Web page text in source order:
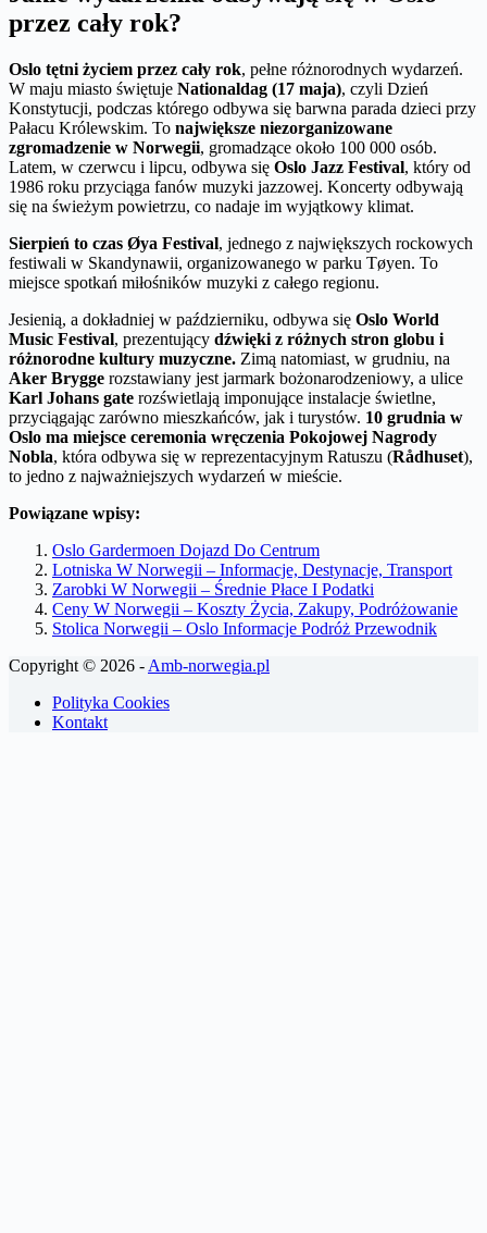
przez cały rok?
Oslo tętni życiem przez cały rok, pełne różnorodnych wydarzeń.
W maju miasto świętuje Nationaldag (17 maja), czyli Dzień
Konstytucji, podczas którego odbywa się barwna parada dzieci przy
Pałacu Królewskim. To największe niezorganizowane
zgromadzenie w Norwegii, gromadzące około 100 000 osób.
Latem, w czerwcu i lipcu, odbywa się Oslo Jazz Festival, który od
1986 roku przyciąga fanów muzyki jazzowej. Koncerty odbywają
się na świeżym powietrzu, co nadaje im wyjątkowy klimat.
Sierpień to czas Øya Festival, jednego z największych rockowych
festiwali w Skandynawii, organizowanego w parku Tøyen. To
miejsce spotkań miłośników muzyki z całego regionu.
Jesienią, a dokładniej w październiku, odbywa się Oslo World
Music Festival, prezentujący dźwięki z różnych stron globu i
różnorodne kultury muzyczne. Zimą natomiast, w grudniu, na
Aker Brygge rozstawiany jest jarmark bożonarodzeniowy, a ulice
Karl Johans gate rozświetlają imponujące instalacje świetlne,
przyciągając zarówno mieszkańców, jak i turystów. 10 grudnia w
Oslo ma miejsce ceremonia wręczenia Pokojowej Nagrody
Nobla, która odbywa się w reprezentacyjnym Ratuszu (Rådhuset),
to jedno z najważniejszych wydarzeń w mieście.
Powiązane wpisy:
Oslo Gardermoen Dojazd Do Centrum
Lotniska W Norwegii – Informacje, Destynacje, Transport
Zarobki W Norwegii – Średnie Płace I Podatki
Ceny W Norwegii – Koszty Życia, Zakupy, Podróżowanie
Stolica Norwegii – Oslo Informacje Podróż Przewodnik
Copyright © 2026 - Amb-norwegia.pl
Polityka Cookies
Kontakt